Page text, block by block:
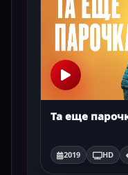
Та еще
2019 HD